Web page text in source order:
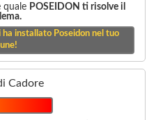
quale POSEIDON ti risolve il
installato Poseidon nel tuo
Cadore